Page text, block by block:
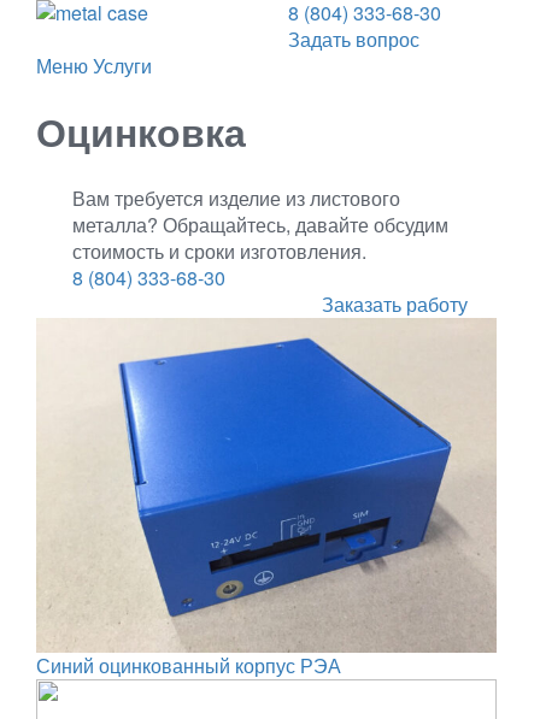
8 (804) 333-68-30
Задать вопрос
МенюУслуги
Оцинковка
Вам требуется изделие из листового
металла? Обращайтесь, давайте обсудим
стоимость и сроки изготовления.
8 (804) 333-68-30
Заказать работу
Синий оцинкованный корпус РЭА